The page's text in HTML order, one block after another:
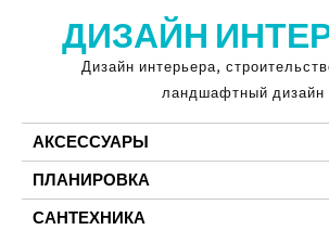
содержимому
ДИЗАЙН
Дизайн интерьера,
ландшафтный дизайн
АКСЕССУАРЫ
ПЛАНИРОВКА
САНТЕХНИКА